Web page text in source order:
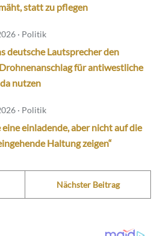
statt zu pflegen
· Politik
deutsche Lautsprecher den
für antiwestliche
nutzen
· Politik
eine einladende, aber nicht auf die
Haltung zeigen“
Nächster Beitrag